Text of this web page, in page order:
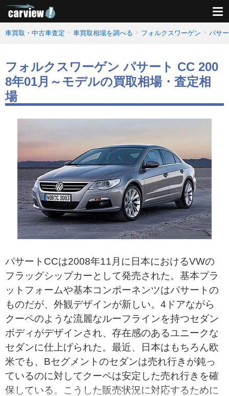
車買取・中古車査定 車買取相場を調べる フォルクスワーゲン パサ
フォルクスワーゲン パサート CC 200
8年01月～モデルの買取相場・査定相
場
パサートCCは2008年11月に日本におけるVWの
フラッグシップカーとして発売された。基本プラ
ットフォームや基本コンポーネンツはパサートの
ものだが、外観デザインが新しい。4ドアながら
クーペのような流麗なルーフラインを持つセダン
ボディがデザインされ、存在感のあるユニークな
セダンに仕上げられた。最近、日本はもちろん欧
米でも、Bセグメントのセダンは売れ行きが鈍っ
ているのに対してクーペは安定した売れ行きを確
保している。こうした販売状況に対応するために